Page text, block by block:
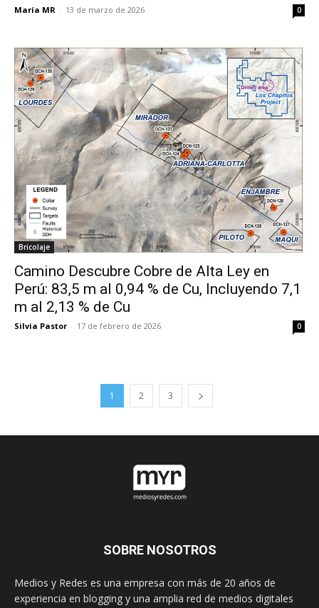
María MR - 13 de marzo de 2026 0
Bricolaje
Camino Descubre Cobre de Alta Ley en
Perú: 83,5 m al 0,94 % de Cu, Incluyendo 7,1
m al 2,13 % de Cu
Silvia Pastor - 17 de febrero de 2026 0
1 2 3
SOBRE NOSOTROS
Medios y Redes es una empresa con más de 20 años de
experiencia en blogging y una amplia red de medios digitales